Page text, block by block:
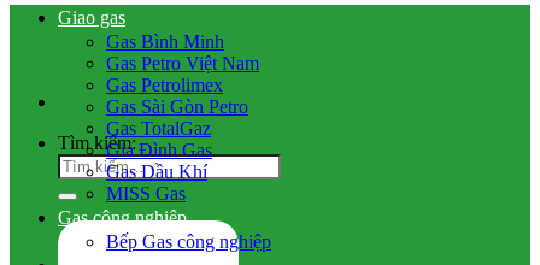
Tìm kiếm:
Giao gas
Gas Bình Minh
Gas Petro Việt Nam
Gas Petrolimex
Gas Sài Gòn Petro
Gas TotalGaz
Gia Đình Gas
Gas Dầu Khí
MISS Gas
Gas công nghiệp
Bếp Gas công nghiệp